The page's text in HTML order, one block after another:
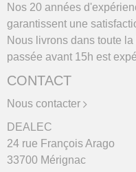
Nos 20 années
garantissent une
Nous livrons dans toute
passée avant 15h est
CONTACT
Nous contacter
DEALEC
24 rue François Arago
33700 Mérignac